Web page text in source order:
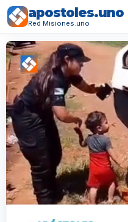
apostoles.uno
Red Misiones.uno